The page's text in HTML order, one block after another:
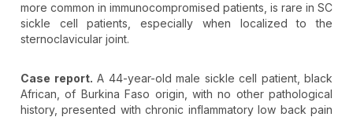
more common in immunocompromised patients, is rare in SC
sickle cell patients, especially when localized to the
sternoclavicular joint.
Case report. A 44-year-old male sickle cell patient, black
African, of Burkina Faso origin, with no other pathological
history, presented with chronic inflammatory low back pain